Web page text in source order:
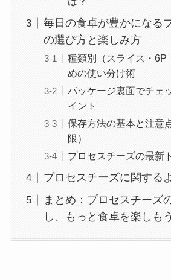
毎日の食卓が豊かになる
の選び方と楽しみ方
種類別（スライス・6P
めの使い分け術
パッケージ裏面でチェ
イント
保存方法の基本と注意
限）
プロセスチーズの最新
プロセスチーズに関する
まとめ：プロセスチーズ
し、もっと食卓を楽しもう